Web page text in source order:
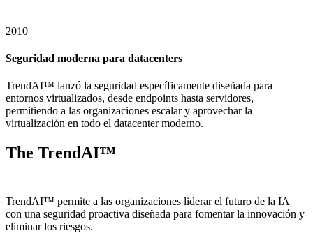
2010
Seguridad moderna para datacenters
TrendAI™ lanzó la seguridad específicamente diseñada para
entornos virtualizados, desde endpoints hasta servidores,
permitiendo a las organizaciones escalar y aprovechar la
virtualización en todo el datacenter moderno.
The TrendAI™
TrendAI™ permite a las organizaciones liderar el futuro de la IA
con una seguridad proactiva diseñada para fomentar la innovación y
eliminar los riesgos.